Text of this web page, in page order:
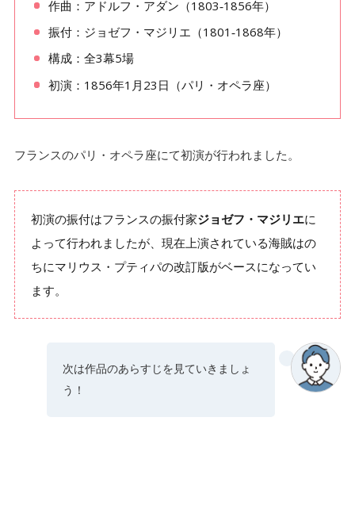
る！
【第2幕】メドーラのバリエーション（ガムザッテ
ィ）
5-2.【第2幕】メドーラのバリエーション（パキータ）
【第3幕】メドーラのバリエーション（セルゲーエ
性）
5-5.【第3幕】メドーラのバリエーション（森の女王）
6.海賊のバリエーションに関するよくある質問3つ
質問③：コンクールで人気のバリエーションは？
作曲：アドルフ・アダン（1803‐1856年）
振付：ジョゼフ・マジリエ（1801‐1868年）
構成：全3幕5場
初演：1856年1月23日（パリ・オペラ座）
フランスのパリ・オペラ座にて初演が行われました。
初演の振付はフランスの振付家ジョゼフ・マジリエに
よって行われましたが、現在上演されている海賊はの
ちにマリウス・プティパの改訂版がベースになってい
ます。
次は作品のあらすじを見ていきましょ
う！